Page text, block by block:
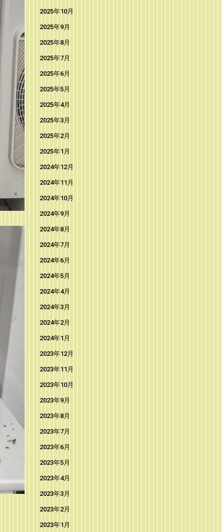
2025年10月
2025年9月
2025年8月
2025年7月
2025年6月
2025年5月
2025年4月
2025年3月
2025年2月
2025年1月
2024年12月
2024年11月
2024年10月
2024年9月
2024年8月
2024年7月
2024年6月
2024年5月
2024年4月
2024年3月
2024年2月
2024年1月
2023年12月
2023年11月
2023年10月
2023年9月
2023年8月
2023年7月
2023年6月
2023年5月
2023年4月
2023年3月
2023年2月
2023年1月